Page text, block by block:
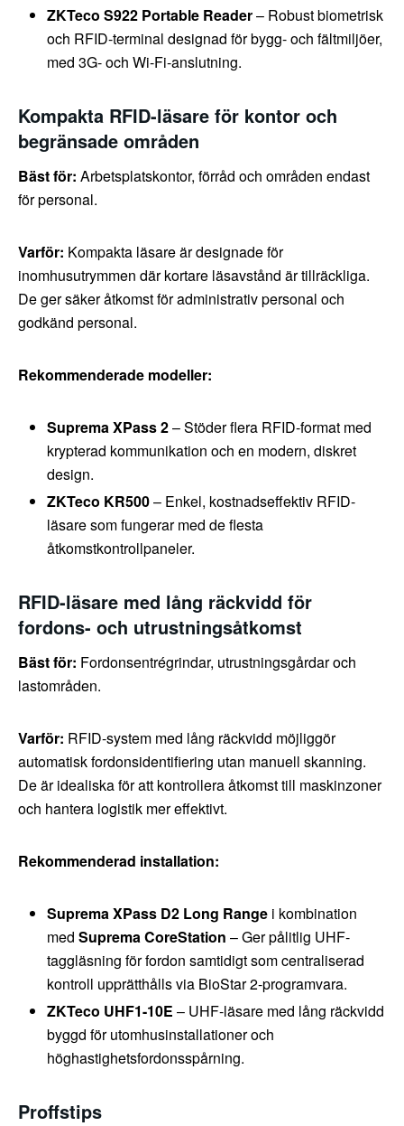
ZKTeco S922 Portable Reader– Robust biometrisk
och RFID-terminal designad för bygg- och fältmiljöer,
med 3G- och Wi-Fi-anslutning.
Kompakta RFID-läsare för kontor och
begränsade områden
Bäst för: Arbetsplatskontor, förråd och områden endast
för personal.
Varför: Kompakta läsare är designade för
inomhusutrymmen där kortare läsavstånd är tillräckliga.
De ger säker åtkomst för administrativ personal och
godkänd personal.
Rekommenderade modeller:
Suprema XPass 2– Stöder flera RFID-format med
krypterad kommunikation och en modern, diskret
design.
ZKTeco KR500– Enkel, kostnadseffektiv RFID-
läsare som fungerar med de flesta
åtkomstkontrollpaneler.
RFID-läsare med lång räckvidd för
fordons- och utrustningsåtkomst
Bäst för: Fordonsentrégrindar, utrustningsgårdar och
lastområden.
Varför: RFID-system med lång räckvidd möjliggör
automatisk fordonsidentifiering utan manuell skanning.
De är idealiska för att kontrollera åtkomst till maskinzoner
och hantera logistik mer effektivt.
Rekommenderad installation:
Suprema XPass D2 Long Range i kombination
med Suprema CoreStation – Ger pålitlig UHF-
taggläsning för fordon samtidigt som centraliserad
kontroll upprätthålls via BioStar 2-programvara.
ZKTeco UHF1-10E – UHF-läsare med lång räckvidd
byggd för utomhusinstallationer och
höghastighetsfordonsspårning.
Proffstips